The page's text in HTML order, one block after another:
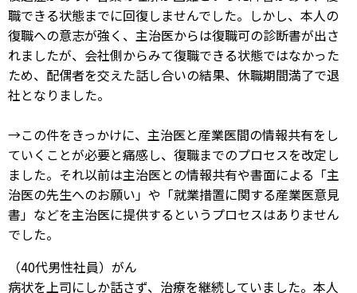
職できる状態までに回復しませんでした。しかし、本人の
復職への意志が強く、主治医からは復職可の診断書が出さ
れましたが、会社側からみて復職できる状態ではなかった
ため、配偶者を交えた話し合いの結果、休職期間満了で退
社となりました。
→この件をきっかけに、主治医と産業医間の情報共有をし
ていくことが必要と痛感し、復職までのプロセスを改定し
ました。それ以前は主治医との情報共有や書面による「主
治医の先生へのお願い」や「就業措置に関する産業医意見
書」などを主治医に提供するというプロセスはありません
でした。
（40代男性社員）がん
病状を上司にしか話さず、治療を継続していました。本人